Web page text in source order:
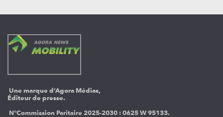
Une marque d’Agora Médias,
Éditeur de presse.
N°Commission Paritaire 2025-2030 :0625 W 95133.